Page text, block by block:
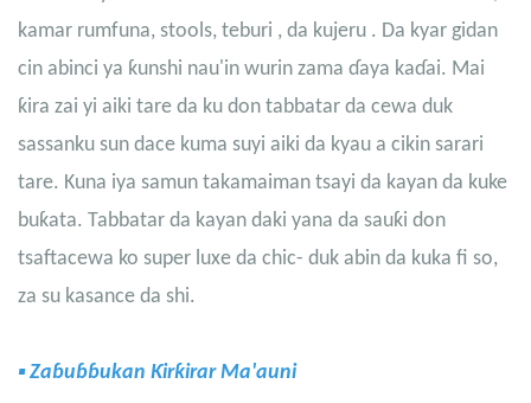
kamar rumfuna, stools, teburi , da kujeru . Da kyar gidan
cin abinci ya ƙunshi nau'in wurin zama ɗaya kaɗai. Mai
ƙira zai yi aiki tare da ku don tabbatar da cewa duk
sassanku sun dace kuma suyi aiki da kyau a cikin sarari
tare. Kuna iya samun takamaiman tsayi da kayan da kuke
buƙata. Tabbatar da kayan daki yana da sauƙi don
tsaftacewa ko super luxe da chic- duk abin da kuka fi so,
za su kasance da shi.
▪ Zaɓuɓɓukan Ƙirƙirar Ma'auni